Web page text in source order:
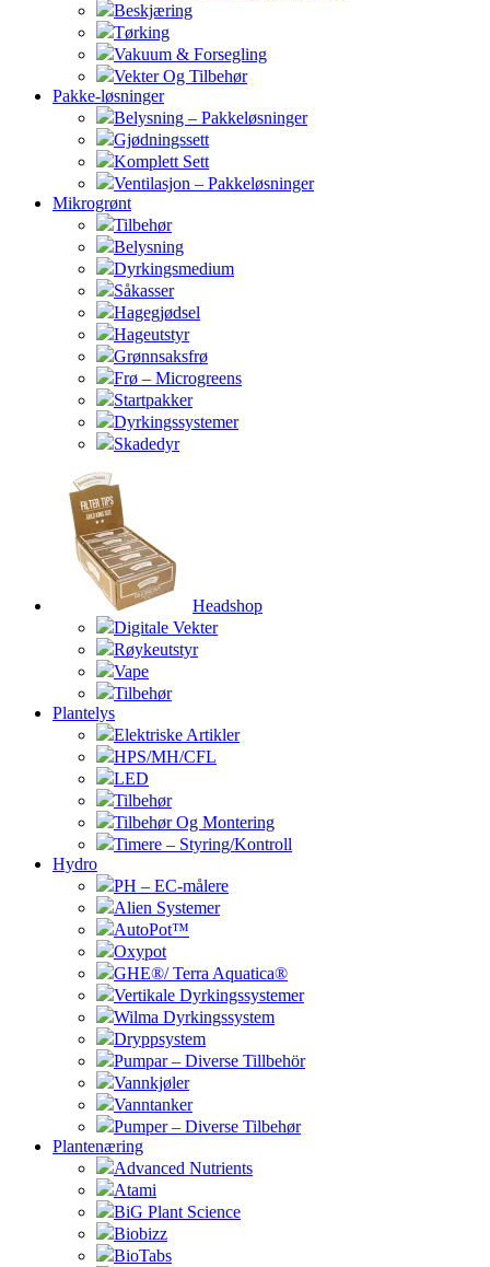
Beskjæring
Tørking
Vakuum & Forsegling
Vekter Og Tilbehør
Pakke-løsninger
Belysning – Pakkeløsninger
Gjødningssett
Komplett Sett
Ventilasjon – Pakkeløsninger
Mikrogrønt
Tilbehør
Belysning
Dyrkingsmedium
Såkasser
Hagegjødsel
Hageutstyr
Grønnsaksfrø
Frø – Microgreens
Startpakker
Dyrkingssystemer
Skadedyr
Headshop
Digitale Vekter
Røykeutstyr
Vape
Tilbehør
Plantelys
Elektriske Artikler
HPS/MH/CFL
LED
Tilbehør
Tilbehør Og Montering
Timere – Styring/Kontroll
Hydro
PH – EC-målere
Alien Systemer
AutoPot™
Oxypot
GHE®/ Terra Aquatica®
Vertikale Dyrkingssystemer
Wilma Dyrkingssystem
Dryppsystem
Pumpar – Diverse Tillbehör
Vannkjøler
Vanntanker
Pumper – Diverse Tilbehør
Plantenæring
Advanced Nutrients
Atami
BiG Plant Science
Biobizz
BioTabs